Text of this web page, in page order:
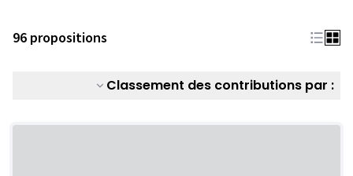
96 propositions
Classement des contributions par :